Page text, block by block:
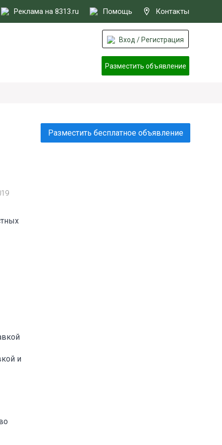
Реклама на 8313.ru Помощь Контакты
Вход / Регистрация
Разместить объявление
и
Разместить бесплатное объявление